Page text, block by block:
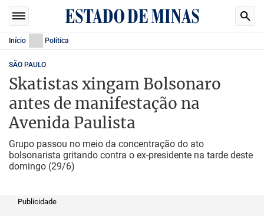
Início Política
SÃO PAULO
Skatistas xingam Bolsonaro
antes de manifestação na
Avenida Paulista
Grupo passou no meio da concentração do ato
bolsonarista gritando contra o ex-presidente na tarde deste
domingo (29/6)
Publicidade